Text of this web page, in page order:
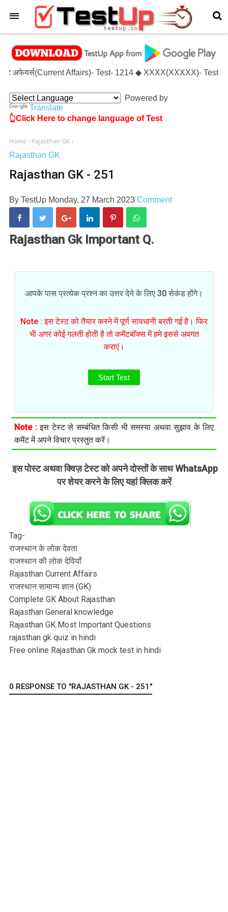
Affairs)- Test- 1214 ◆ XXXX(XXXXX)- Test-
Powered by
Translate
👆Click Here to change language of Test
Home › Rajasthan GK ›
Rajasthan GK
Rajasthan GK - 251
By TestUp Monday, 27 March 2023 Comment
Rajasthan Gk Important Q.
आपके पास प्रत्येक प्रश्न का उत्तर देने के लिए 30 सेकंड होंगे।
Note : इस टेस्ट को तैयार करने में पूर्ण सावधानी बरती गई है। फिर
भी अगर कोई गलती होती है तो कमेंटबॉक्स में हमे इससे अवगत
कराएं।
Start Test
Note :इस टेस्ट से सम्बंधित किसी भी समस्या अथवा सुझाव के लिए
कमेंट में अपने विचार प्रस्तुत करें।
.इस पोस्ट अथवा क्विज़ टेस्ट को अपने दोस्तों के साथ WhatsApp
पर शेयर करने के लिए यहां क्लिक करें
Tag-
राजस्थान के लोक देवता
राजस्थान की लोक देवियाँ
Rajasthan Current Affairs
राजस्थान सामान्य ज्ञान (GK)
Complete GK About Rajasthan
Rajasthan General knowledge
Rajasthan GK Most Important Questions
rajasthan gk quiz in hindi
Free online Rajasthan Gk mock test in hindi
0 RESPONSE TO "RAJASTHAN GK - 251"